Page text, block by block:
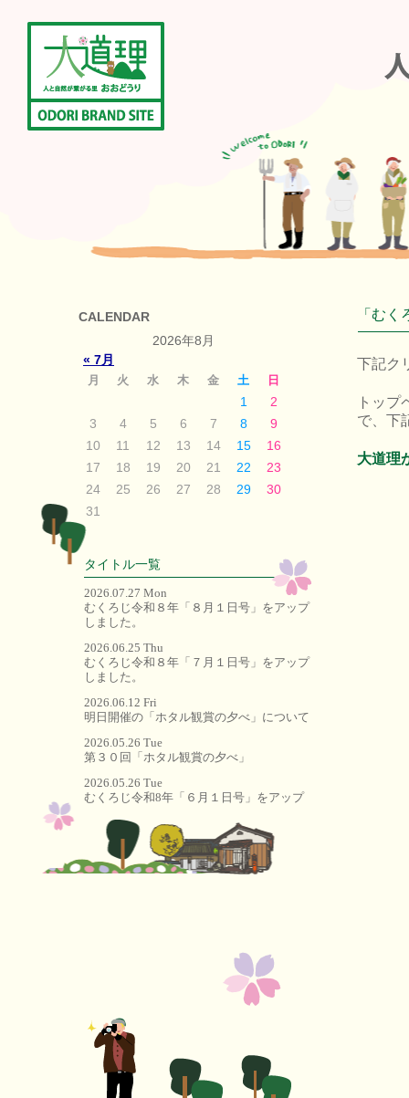
CALENDAR
2026年8月
« 7月
月 火 水 木 金 土 日
1
2
3
4 5 6 7 8
9
10
11 12 13 14 15
16
17
18 19 20 21 22
23
24
25 26 27 28 29
30
31
タイトル一覧
2026.07.27 Mon
むくろじ令和８年「８月１日号」をアップ
しました。
2026.06.25 Thu
むくろじ令和８年「７月１日号」をアップ
しました。
2026.06.12 Fri
明日開催の「ホタル観賞の夕べ」について
2026.05.26 Tue
第３０回「ホタル観賞の夕べ」
2026.05.26 Tue
むくろじ令和8年「６月１日号」をアップ
「む
下記ク
トッ
で、下
大道理